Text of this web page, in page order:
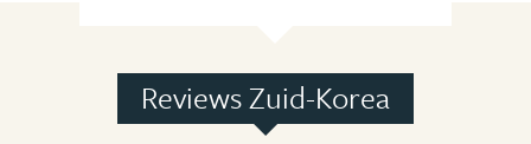
Reviews Zuid-Korea